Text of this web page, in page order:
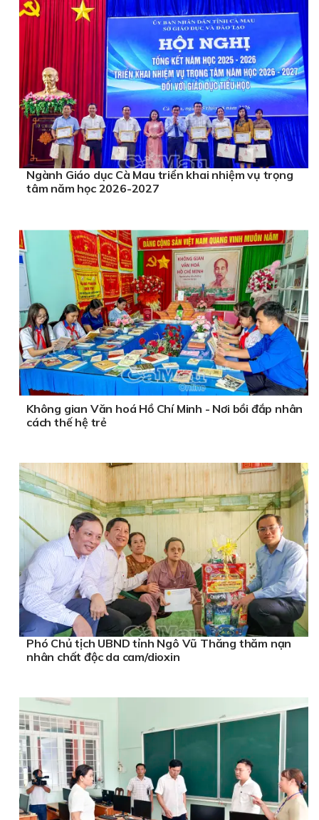
Ngành Giáo dục Cà Mau triển khai nhiệm vụ trọng
tâm năm học 2026-2027
Không gian Văn hoá Hồ Chí Minh - Nơi bồi đắp nhân
cách thế hệ trẻ
Phó Chủ tịch UBND tỉnh Ngô Vũ Thăng thăm nạn
nhân chất độc da cam/dioxin